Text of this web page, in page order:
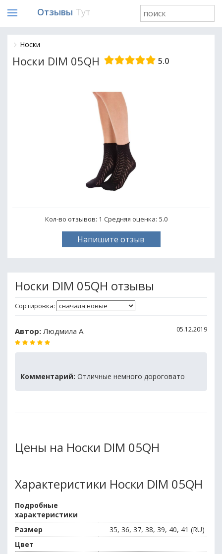
Отзывы Тут
Носки
Носки DIM 05QH 5.0
Кол-во отзывов: 1 Средняя оценка: 5.0
Напишите отзыв
Носки DIM 05QH отзывы
Сортировка:
Автор: Людмила А. 05.12.2019
Комментарий: Отличные немного дороговато
Цены на Носки DIM 05QH
Характеристики Носки DIM 05QH
Подробные
характеристики
Размер
35, 36, 37, 38, 39, 40, 41 (RU)
Цвет